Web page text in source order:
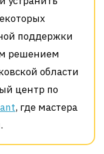
поддержки
решением
области
центр по
, где мастера